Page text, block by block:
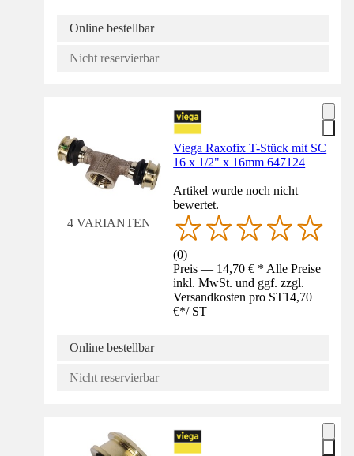
Online bestellbar
Nicht reservierbar
4 VARIANTEN
Viega Raxofix T-Stück mit SC
16 x 1/2" x 16mm 647124
Artikel wurde noch nicht
bewertet.
(0)
Preis — 14,70 € * Alle Preise
inkl. MwSt. und ggf. zzgl.
Versandkosten pro ST14,70
€*/ ST
Online bestellbar
Nicht reservierbar